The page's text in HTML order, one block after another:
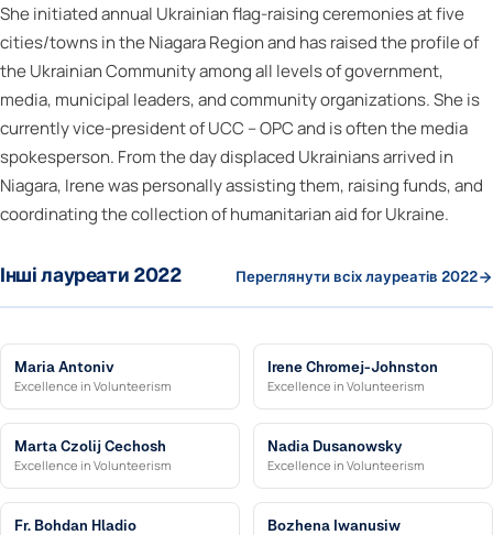
She initiated annual Ukrainian flag-raising ceremonies at five
cities/towns in the Niagara Region and has raised the profile of
the Ukrainian Community among all levels of government,
media, municipal leaders, and community organizations. She is
currently vice-president of UCC – OPC and is often the media
spokesperson. From the day displaced Ukrainians arrived in
Niagara, Irene was personally assisting them, raising funds, and
coordinating the collection of humanitarian aid for Ukraine.
Інші лауреати 2022 Переглянути всіх лауреатів 2022
Maria Antoniv
Excellence in Volunteerism
Irene Chromej-Johnston
Excellence in Volunteerism
Marta Czolij Cechosh
Excellence in Volunteerism
Nadia Dusanowsky
Excellence in Volunteerism
Fr. Bohdan Hladio
Bozhena Iwanusiw